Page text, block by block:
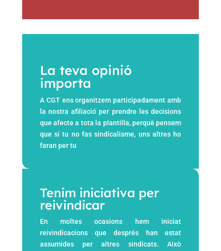
La teva opinió
importa
A CGT ens organitzem participadament amb
la nostra afiliació per prendre les decisions
que afecte a tota la plantilla,perquè pensem
que si tu no fas sindicalisme, uns altres ho
faran per tu
Tenim iniciativa per
reivindicar
En moltes ocasions hem iniciat
reivindicacions que després han estat
assumides per altres sindicats. Això